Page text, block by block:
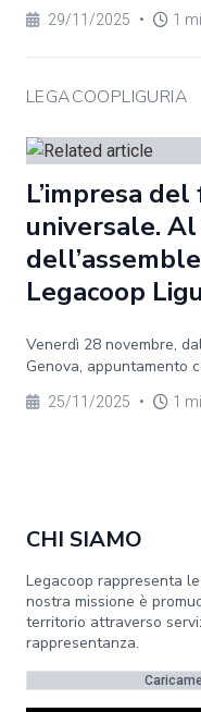
29/11/2025 • 1
LEGACOOPLIGURIA
L’impresa
universale.
Legacoop
Venerdì 28 novembre,
Genova, appuntamento
25/11/2025 • 1
CHI SIAMO
Legacoop rappresenta
nostra missione è
territorio attraverso
rappresentanza.